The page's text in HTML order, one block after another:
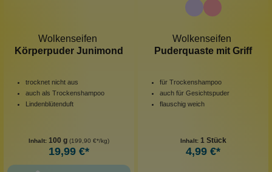
Wolkenseifen
Körperpuder Junimond
trocknet nicht aus
auch als Trockenshampoo
Lindenblütenduft
Inhalt: 100 g (199,90 €*/kg)
19,99 €*
Wolkenseifen
Puderquaste mit Griff
für Trockenshampoo
auch für Gesichtspuder
flauschig weich
Inhalt: 1 Stück
4,99 €*